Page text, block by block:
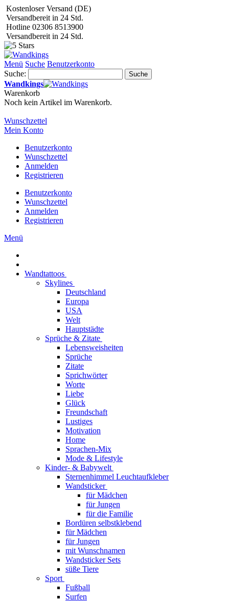
Kostenloser Versand (DE)
Versandbereit in 24 Std.
Hotline 02306 8513900
Versandbereit in 24 Std.
Menü Suche Benutzerkonto
Suche:
Suche
Wandkings
Warenkorb
Noch kein Artikel im Warenkorb.
Wunschzettel
Mein Konto
Benutzerkonto
Wunschzettel
Anmelden
Registrieren
Benutzerkonto
Wunschzettel
Anmelden
Registrieren
Menü
Wandtattoos
Skylines
Deutschland
Europa
USA
Welt
Hauptstädte
Sprüche & Zitate
Lebensweisheiten
Sprüche
Zitate
Sprichwörter
Worte
Liebe
Glück
Freundschaft
Lustiges
Motivation
Home
Sprachen-Mix
Mode & Lifestyle
Kinder- & Babywelt
Sternenhimmel Leuchtaufkleber
Wandsticker
für Mädchen
für Jungen
für die Familie
Bordüren selbstklebend
für Mädchen
für Jungen
mit Wunschnamen
Wandsticker Sets
süße Tiere
Sport
Fußball
Surfen